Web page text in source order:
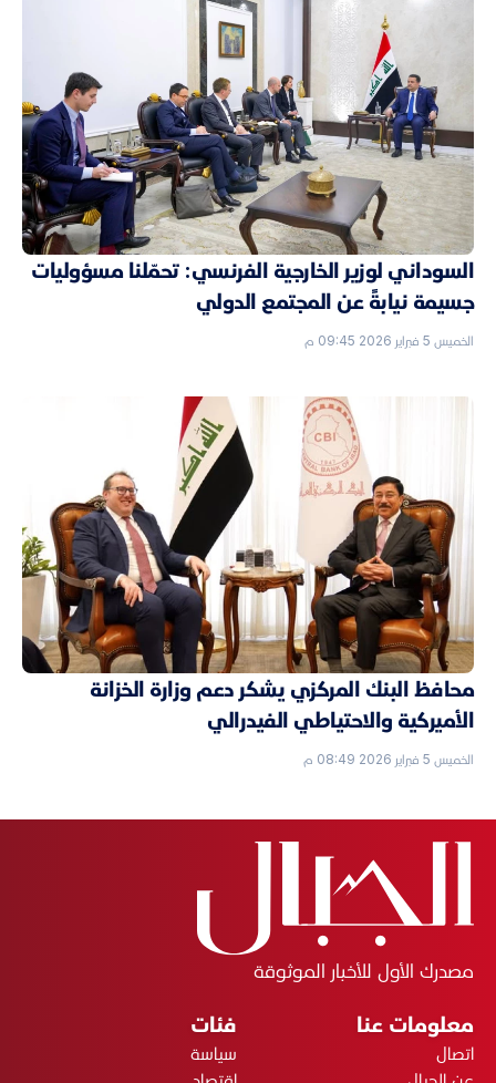
السوداني لوزير الخارجية الفرنسي: تحمّلنا مسؤوليات
جسيمة نيابةً عن المجتمع الدولي
الخميس 5 فبراير 2026 09:45 م
محافظ البنك المركزي يشكر دعم وزارة الخزانة
الأميركية والاحتياطي الفيدرالي
الخميس 5 فبراير 2026 08:49 م
مصدرك الأول للأخبار الموثوقة
معلومات عنا
اتصال
فئات
سياسة